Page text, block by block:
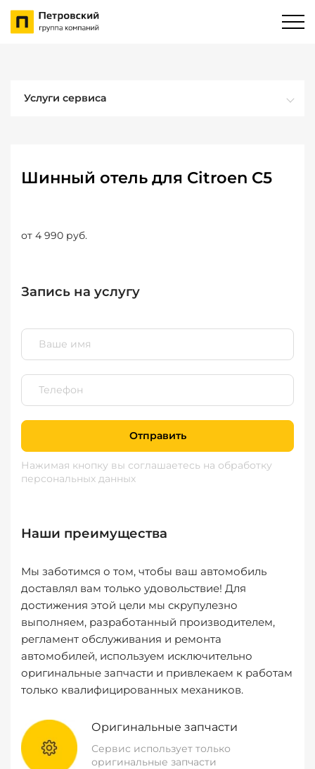
Услуги сервиса
Шинный отель для Citroen C5
от 4 990 руб.
Запись на услугу
Отправить
Нажимая кнопку вы соглашаетесь на обработку
персональных данных
Наши преимущества
Мы заботимся о том, чтобы ваш автомобиль
доставлял вам только удовольствие! Для
достижения этой цели мы скрупулезно
выполняем, разработанный производителем,
регламент обслуживания и ремонта
автомобилей, используем исключительно
оригинальные запчасти и привлекаем к работам
только квалифицированных механиков.
Оригинальные запчасти
Сервис использует только
оригинальные запчасти